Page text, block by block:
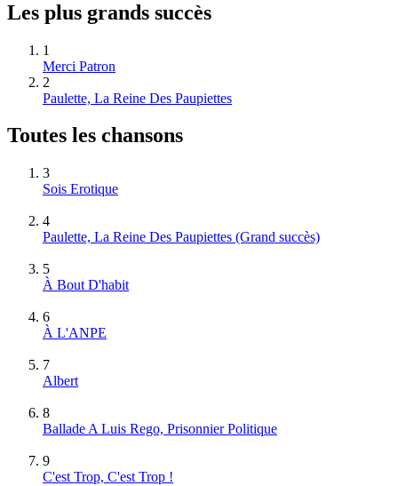
Les plus grands succès
1
Merci Patron
2
Paulette, La Reine Des Paupiettes
Toutes les chansons
3
Sois Erotique
4
Paulette, La Reine Des Paupiettes (Grand succès)
5
À Bout D'habit
6
À L'ANPE
7
Albert
8
Ballade A Luis Rego, Prisonnier Politique
9
C'est Trop, C'est Trop !